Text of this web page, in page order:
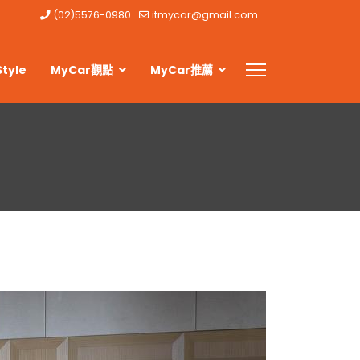
(02)5576-0980 itmycar@gmail.com
MyCar觀點 MyCar推薦